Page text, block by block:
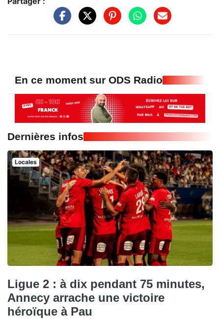
En ce moment sur ODS Radio
Dernières infos
Locales
Ligue 2 : à dix pendant 75 minutes,
Annecy arrache une victoire
héroïque à Pau